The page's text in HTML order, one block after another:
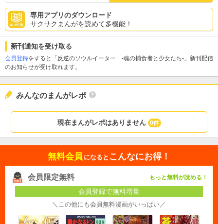
専用アプリのダウンロード
サクサクまんがを読めて多機能！
新刊通知を受け取る
会員登録をすると「反逆のソウルイーター -魂の捕食者と少女たち-」新刊配信
のお知らせが受け取れます。
みんなのまんがレポ
現在まんがレポはありません 0件
無料会員 になると こんなにお得！
会員限定無料 もっと無料が読める！
会員登録で無料増量
＼この他にも会員無料漫画がいっぱい／